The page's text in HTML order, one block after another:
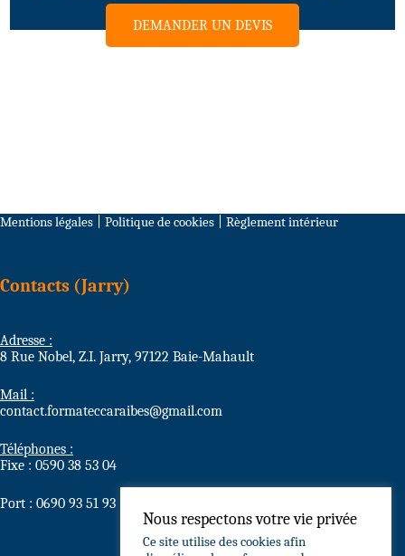
DEMANDER UN DEVIS
Mentions légales Politique de cookies Règlement intérieur
Contacts (Jarry)
Adresse :
8 Rue Nobel, Z.I. Jarry, 97122 Baie-Mahault
Mail :
contact.formateccaraibes@gmail.com
Téléphones :
Fixe : 0590 38 53 04
Port : 0690 93 51 93
Nous respectons votre vie privée
Ce site utilise des cookies afin